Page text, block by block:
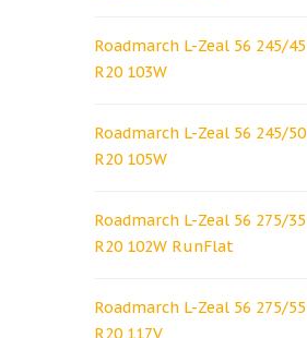
Roadmarch L-Zeal 56 245/45
R20 103W
Roadmarch L-Zeal 56 245/50
R20 105W
Roadmarch L-Zeal 56 275/35
R20 102W RunFlat
Roadmarch L-Zeal 56 275/55
R20 117V